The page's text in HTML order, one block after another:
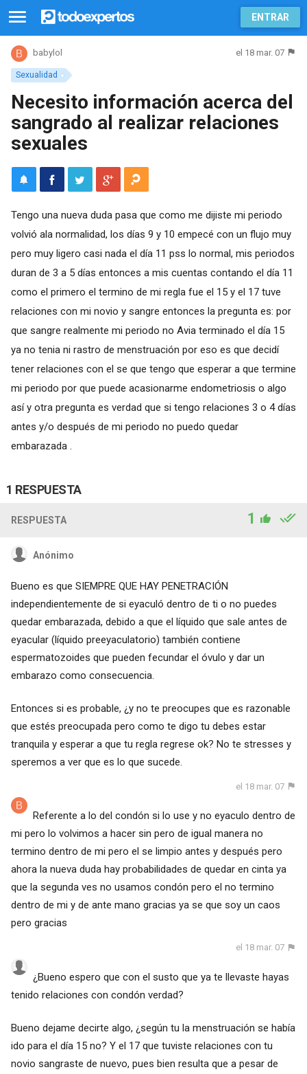
ENTRAR
Sexualidad
babylol el 18 mar. 07
Necesito información acerca del
sangrado al realizar relaciones
sexuales
Tengo una nueva duda pasa que como me dijiste mi periodo
volvió ala normalidad, los días 9 y 10 empecé con un flujo muy
pero muy ligero casi nada el día 11 pss lo normal, mis periodos
duran de 3 a 5 días entonces a mis cuentas contando el día 11
como el primero el termino de mi regla fue el 15 y el 17 tuve
relaciones con mi novio y sangre entonces la pregunta es: por
que sangre realmente mi periodo no Avia terminado el día 15
ya no tenia ni rastro de menstruación por eso es que decidí
tener relaciones con el se que tengo que esperar a que termine
mi periodo por que puede acasionarme endometriosis o algo
así y otra pregunta es verdad que si tengo relaciones 3 o 4 días
antes y/o después de mi periodo no puedo quedar
embarazada .
1 RESPUESTA
RESPUESTA 1
Anónimo
Bueno es que SIEMPRE QUE HAY PENETRACIÓN
independientemente de si eyaculó dentro de ti o no puedes
quedar embarazada, debido a que el líquido que sale antes de
eyacular (líquido preeyaculatorio) también contiene
espermatozoides que pueden fecundar el óvulo y dar un
embarazo como consecuencia.
Entonces si es probable, ¿y no te preocupes que es razonable
que estés preocupada pero como te digo tu debes estar
tranquila y esperar a que tu regla regrese ok? No te stresses y
speremos a ver que es lo que sucede.
el 18 mar. 07
Referente a lo del condón si lo use y no eyaculo dentro de
mi pero lo volvimos a hacer sin pero de igual manera no
termino dentro de mi pero el se limpio antes y después pero
ahora la nueva duda hay probabilidades de quedar en cinta ya
que la segunda ves no usamos condón pero el no termino
dentro de mi y de ante mano gracias ya se que soy un caos
pero gracias
el 18 mar. 07
¿Bueno espero que con el susto que ya te llevaste hayas
tenido relaciones con condón verdad?
Bueno dejame decirte algo, ¿según tu la menstruación se había
ido para el día 15 no? Y el 17 que tuviste relaciones con tu
novio sangraste de nuevo, pues bien resulta que a pesar de